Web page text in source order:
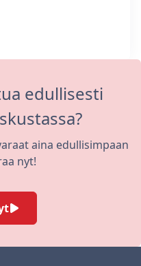
edullisesti
aina edullisimpaan
nyt!